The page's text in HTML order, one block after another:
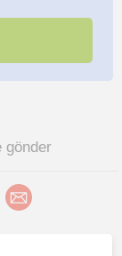
gönder